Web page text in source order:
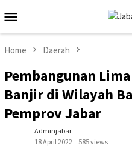
to
contentMenu
Home Daerah
Pembangunan
Banjir di Wilayah
Pemprov Jabar
Adminjabar
18 April 2022
585 views